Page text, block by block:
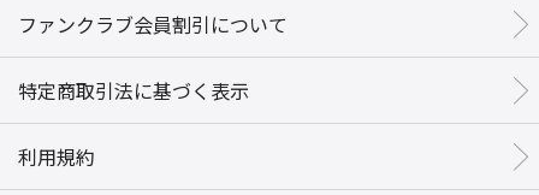
ファンクラブ会員割引について
特定商取引法に基づく表示
利用規約